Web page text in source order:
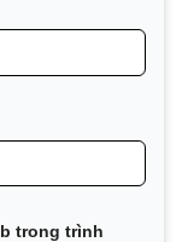
trong trình